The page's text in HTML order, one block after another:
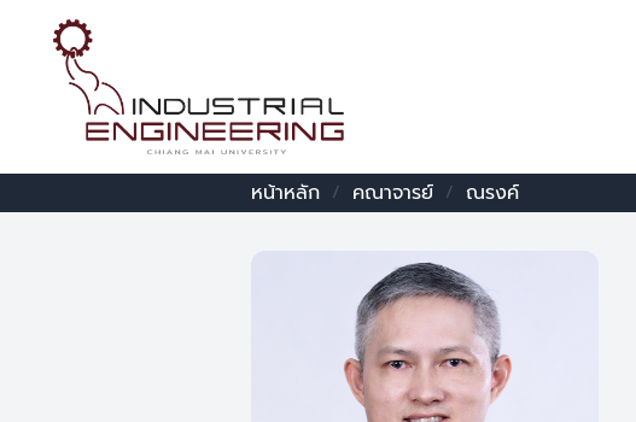
หน้าหลัก / คณาจารย์ / ณรงค์